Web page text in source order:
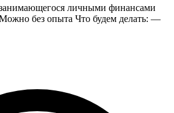
личными финансами
Можно без опыта Что будем делать: —